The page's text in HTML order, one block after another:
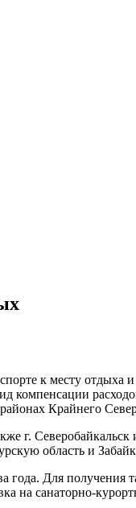
к месту
Крайнего
Северобайкальск
область и
Для получения
на санаторно-